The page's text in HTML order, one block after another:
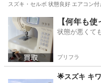
スズキ・セルボ 状態良好 エアコン
神奈川 厚木市 入谷駅
【何年も
状態が悪くて
プリフラ
🌟スズキ キ